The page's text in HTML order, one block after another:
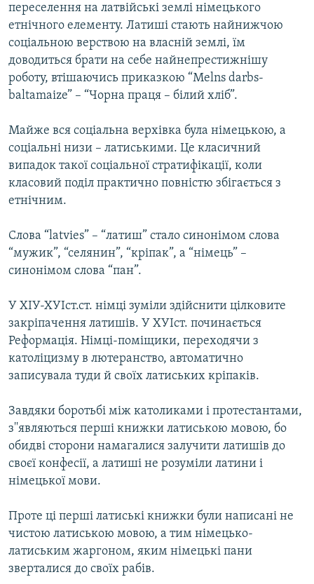
переселення на латвійські землі німецького
етнічного елементу. Латиші стають найнижчою
соціальною верствою на власній землі, їм
доводиться брати на себе найнепрестижнішу
роботу, втішаючись приказкою “Melns darbs-
baltamaize” – “Чорна праця – білий хліб”.
Майже вся соціальна верхівка була німецькою, а
соціальні низи – латиськими. Це класичний
випадок такої соціальної стратифікації, коли
класовий поділ практично повністю збігається з
етнічним.
Слова “latvies” – “латиш” стало синонімом слова
“мужик”, “селянин”, “кріпак”, а “німець” –
синонімом слова “пан”.
У ХІУ-ХУІст.ст. німці зуміли здійснити цілковите
закріпачення латишів. У ХУІст. починається
Реформація. Німці-поміщики, переходячи з
католіцизму в лютеранство, автоматично
записувала туди й своїх латиських кріпаків.
Завдяки боротьбі між католиками і протестантами,
з''являються перші книжки латиською мовою, бо
обидві сторони намагалися залучити латишів до
своєї конфесії, а латиші не розуміли латини і
німецької мови.
Проте ці перші латиські книжки були написані не
чистою латиською мовою, а тим німецько-
латиським жаргоном, яким німецькі пани
зверталися до своїх рабів.